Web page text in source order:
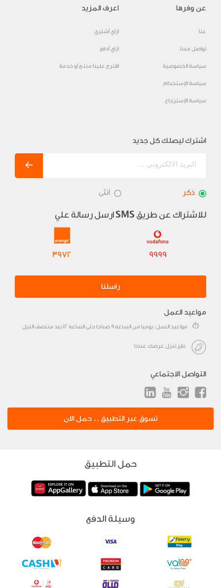
عن وفرها
عنا
تواصل معنا
سياسة الخصوصية
سياسة الإستخدام
سياسة الإسترجاع
اعرف المزيد
ازاي أشتري
ازاي أدفع
اقترح علينا منتج أو خدمة
اشترك ليصلك كل جديد
ذكر أنثى
للاشتراك عن طريق SMS ارسل رسالة علي
9999
3972
راسلنا
مواعيد العمل
مواعيد العمل: يوميا من الساعه 9 صباحا حتى الساعه 12 بعد منتصف الليل
عايز تنزل عرضك عندنا
التواصل الاجتماعي
تسوق عبر التطبيق .. حمل الان
حمل التطبيق
وسيلة الدفع